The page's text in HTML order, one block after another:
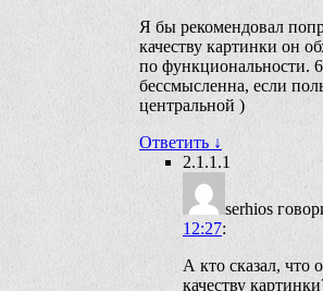
Я бы рекомендовал
качеству картинки он
по функциональности.
бессмысленна, если
центральной )
Ответить ↓
2.1.1.1
serhios
12:27:
А кто сказал, что
качеству